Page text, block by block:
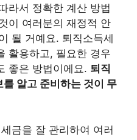
라서 정확한 계산 방법
이 여러분의 재정적 안
될 거예요. 퇴직소득세
활용하고, 필요한 경우
좋은 방법이에요. 퇴직
알고 준비하는 것이 무
금을 잘 관리하여 여러